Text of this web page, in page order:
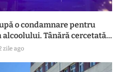
o condamnare pentru
Tânără cercetată...
zile ago